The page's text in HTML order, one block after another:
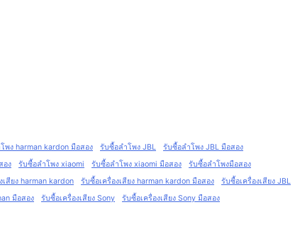
พง harman kardon มือสอง รับซื้อลำโพง JBL
รับซื้อลำโพง JBL มือสอง
อง รับซื้อลำโพง xiaomi รับซื้อลำโพง xiaomi มือสอง
รับซื้อลำโพงมือสอง
เสียง harman kardon รับซื้อเครื่องเสียง harman kardon มือสอง
รับซื้อเครื่องเสียง JBL
มือสอง รับซื้อเครื่องเสียง Sony
รับซื้อเครื่องเสียง Sony มือสอง